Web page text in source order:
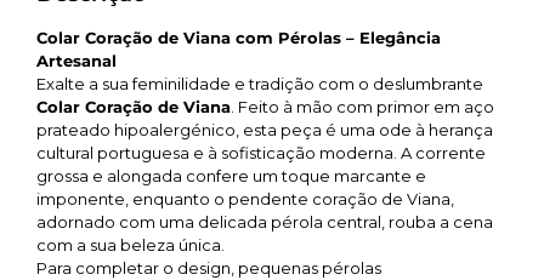
Colar Coração de Viana com Pérolas – Elegância
Artesanal
Exalte a sua feminilidade e tradição com o deslumbrante
Colar Coração de Viana. Feito à mão com primor em aço
prateado hipoalergénico, esta peça é uma ode à herança
cultural portuguesa e à sofisticação moderna. A corrente
grossa e alongada confere um toque marcante e
imponente, enquanto o pendente coração de Viana,
adornado com uma delicada pérola central, rouba a cena
com a sua beleza única.
Para completar o design, pequenas pérolas